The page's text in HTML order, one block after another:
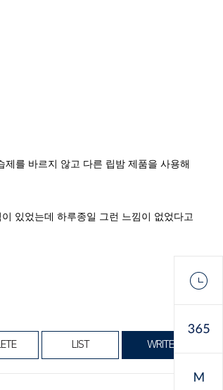
를 바르지 않고 다른 립밤 제품을 사용해
있었는데 하루종일 그런 느낌이 없었다고
LIST WRITE